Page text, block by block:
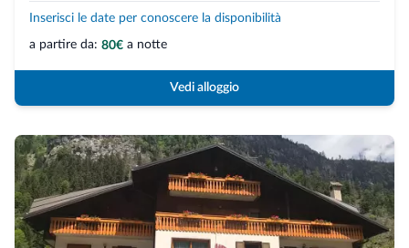
Inserisci le date per conoscere la disponibilità
a partire da: 80€ a notte
Vedi alloggio